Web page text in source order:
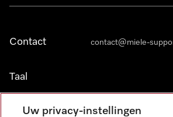
Contact contact@miele-
Taal
NEDERLANDS
Uw privacy-instellingen